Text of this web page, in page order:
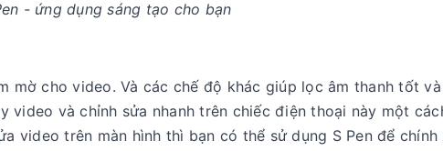
- ứng dụng sáng tạo cho bạn
mờ cho video. Và các chế độ khác giúp lọc âm thanh tốt
video và chỉnh sửa nhanh trên chiếc điện thoại này một
video trên màn hình thì bạn có thể sử dụng S Pen để chính